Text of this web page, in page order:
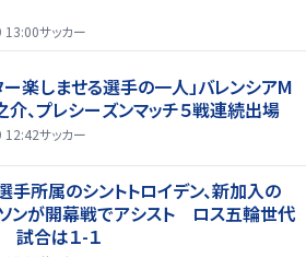
13:00サッカー
ー楽しませる選手の一人」バレンシアM
、プレシーズンマッチ５戦連続出場
12:42サッカー
手所属のシントトロイデン、新加入の
ンが開幕戦でアシスト ロス五輪世代
合は１-１